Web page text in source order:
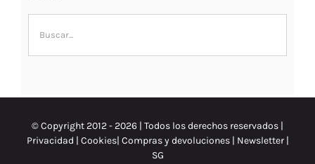
© Copyright 2012 -2026 | Todos los derechos reservados |
Privacidad | Cookies| Compras y devoluciones| Newsletter |
SG